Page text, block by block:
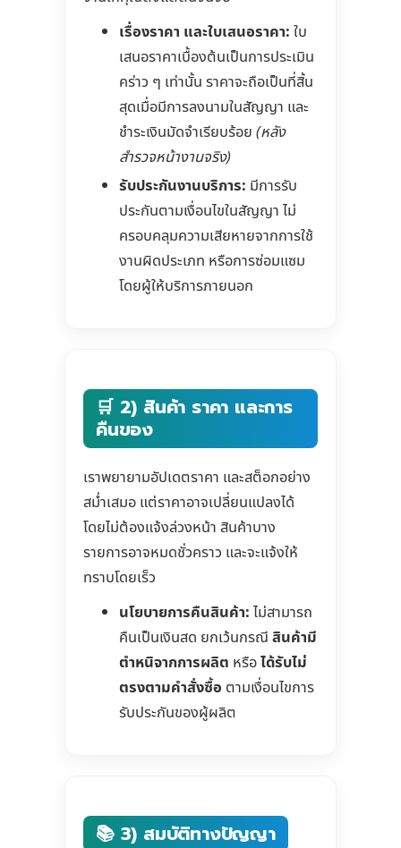
เรื่องราคา และใบเสนอราคา: ใบ
เสนอราคาเบื้องต้นเป็นการประเมิน
คร่าว ๆ เท่านั้น ราคาจะถือเป็นที่สิ้น
สุดเมื่อมีการลงนามในสัญญา และ
ชำระเงินมัดจำเรียบร้อย (หลัง
สำรวจหน้างานจริง)
รับประกันงานบริการ: มีการรับ
ประกันตามเงื่อนไขในสัญญา ไม่
ครอบคลุมความเสียหายจากการใช้
งานผิดประเภท หรือการซ่อมแซม
โดยผู้ให้บริการภายนอก
🛒 2) สินค้า ราคา และการ
คืนของ
เราพยายามอัปเดตราคา และสต็อกอย่าง
สม่ำเสมอ แต่ราคาอาจเปลี่ยนแปลงได้
โดยไม่ต้องแจ้งล่วงหน้า สินค้าบาง
รายการอาจหมดชั่วคราว และจะแจ้งให้
ทราบโดยเร็ว
นโยบายการคืนสินค้า: ไม่สามารถ
คืนเป็นเงินสด ยกเว้นกรณี สินค้ามี
ตำหนิจากการผลิต หรือได้รับไม่
ตรงตามคำสั่งซื้อ ตามเงื่อนไขการ
รับประกันของผู้ผลิต
📚 3) สมบัติทางปัญญา